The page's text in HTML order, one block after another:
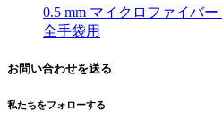
0.5 mm マイクロファイバ
全手袋用
お問い合わせを送る
私たちをフォローする